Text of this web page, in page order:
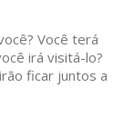
Você terá
irá visitá-lo?
ficar juntos a